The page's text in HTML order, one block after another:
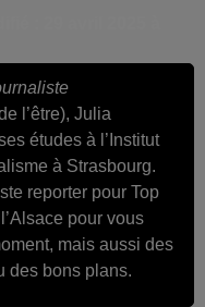
l’être), Julia
études à l’Institut
à Strasbourg.
reporter pour Top
pour vous
mais aussi des
des bons plans.